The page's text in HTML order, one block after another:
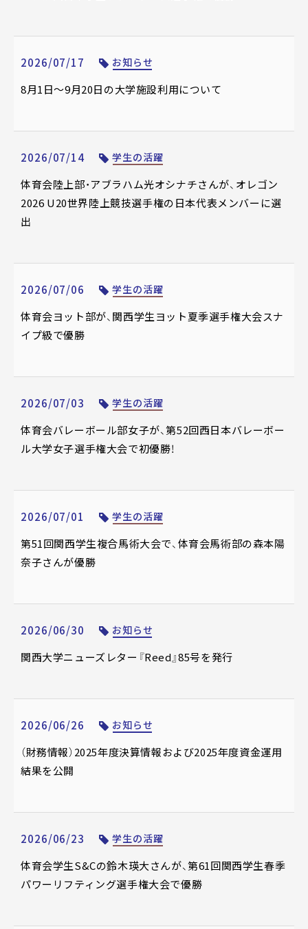
2026/07/17 お知らせ
8月1日～9月20日の大学施設利用について
2026/07/14 学生の活躍
体育会陸上部・アブラハム光オシナチさんが、オレゴン
2026 U20世界陸上競技選手権の日本代表メンバーに選
出
2026/07/06 学生の活躍
体育会ヨット部が、関西学生ヨット夏季選手権大会スナ
イプ級で優勝
2026/07/03 学生の活躍
体育会バレーボール部女子が、第52回西日本バレーボー
ル大学女子選手権大会で初優勝！
2026/07/01 学生の活躍
第51回関西学生複合馬術大会で、体育会馬術部の森本陽
奈子さんが優勝
2026/06/30 お知らせ
関西大学ニューズレター『Reed』85号を発行
2026/06/26 お知らせ
（財務情報）2025年度決算情報および2025年度資金運用
結果を公開
2026/06/23 学生の活躍
体育会学生S&Cの鈴木瑛大さんが、第61回関西学生春季
パワーリフティング選手権大会で優勝